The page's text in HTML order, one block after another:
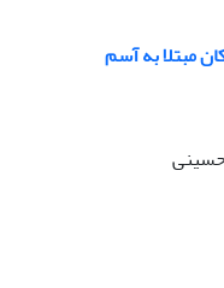
مبتلا به آسم